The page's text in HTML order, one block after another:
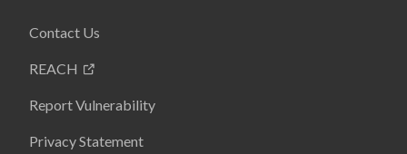
Contact Us
REACH
Report Vulnerability
Privacy Statement